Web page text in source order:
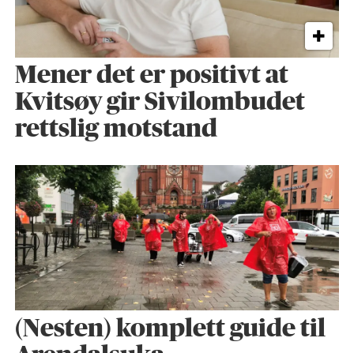
Mener det er positivt at
Kvitsøy gir Sivilombudet
rettslig motstand
(Nesten) komplett guide til